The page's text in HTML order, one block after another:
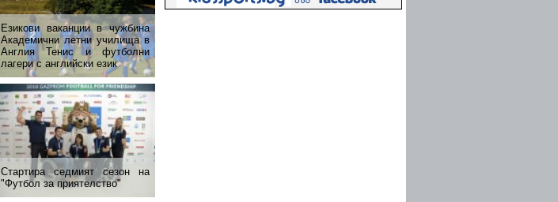
Езикови ваканции​ в чужбина
Академични летни училища в
Англия Тенис и футболни
лагери с английски език
Стартира седмият сезон на
"Футбол за приятелство"